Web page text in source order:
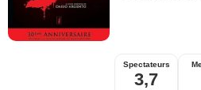
Spectateurs
3,7